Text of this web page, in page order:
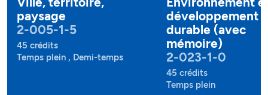
paysage
2-005-1-5
45 crédits
Temps plein , Demi-temps
développement
durable (avec
mémoire)
2-023-1-0
45 crédits
Temps plein